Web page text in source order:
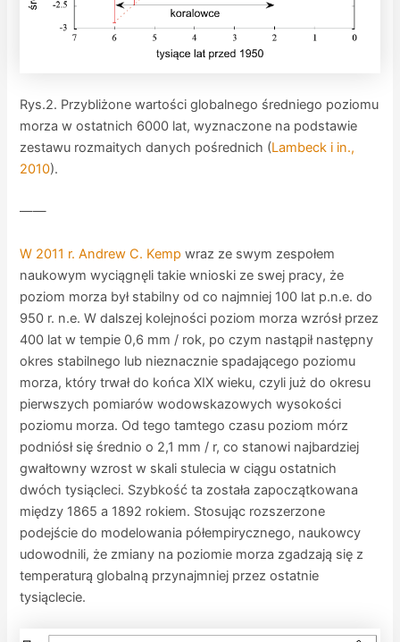
Rys.2. Przybliżone wartości globalnego średniego poziomu
morza w ostatnich 6000 lat, wyznaczone na podstawie
zestawu rozmaitych danych pośrednich (Lambeck i in.,
2010).
——
W 2011 r. Andrew C. Kemp wraz ze swym zespołem
naukowym wyciągnęli takie wnioski ze swej pracy, że
poziom morza był stabilny od co najmniej 100 lat p.n.e. do
950 r. n.e. W dalszej kolejności poziom morza wzrósł przez
400 lat w tempie 0,6 mm / rok, po czym nastąpił następny
okres stabilnego lub nieznacznie spadającego poziomu
morza, który trwał do końca XIX wieku, czyli już do okresu
pierwszych pomiarów wodowskazowych wysokości
poziomu morza. Od tego tamtego czasu poziom mórz
podniósł się średnio o 2,1 mm / r, co stanowi najbardziej
gwałtowny wzrost w skali stulecia w ciągu ostatnich
dwóch tysiącleci. Szybkość ta została zapoczątkowana
między 1865 a 1892 rokiem. Stosując rozszerzone
podejście do modelowania półempirycznego, naukowcy
udowodnili, że zmiany na poziomie morza zgadzają się z
temperaturą globalną przynajmniej przez ostatnie
tysiąclecie.